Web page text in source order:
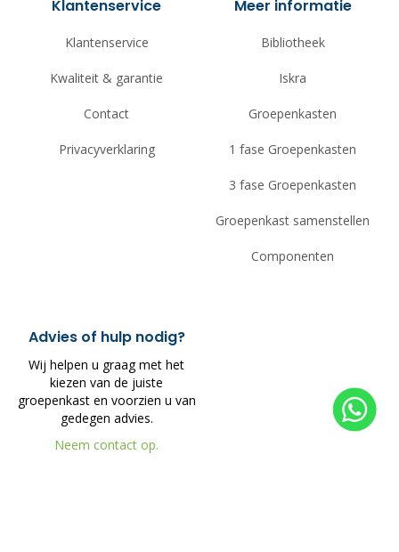
Klantenservice
Klantenservice
Kwaliteit & garantie
Contact
Privacyverklaring
Meer informatie
Bibliotheek
Iskra
Groepenkasten
1 fase Groepenkasten
3 fase Groepenkasten
Groepenkast samenstellen
Componenten
Advies of hulp nodig?
Wij helpen u graag met het
kiezen van de juiste
groepenkast en voorzien u van
gedegen advies.
Neem contact op.